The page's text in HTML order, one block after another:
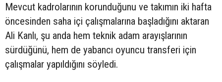
Mevcut kadrolarının korunduğunu ve takımın iki hafta
öncesinden saha içi çalışmalarına başladığını aktaran
Ali Kanlı, şu anda hem teknik adam arayışlarının
sürdüğünü, hem de yabancı oyuncu transferi için
çalışmalar yapıldığını söyledi.